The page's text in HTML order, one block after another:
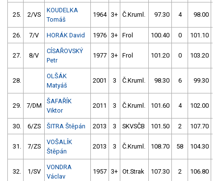
25. 2/VS
KOUDELKA
Tomáš
1964 3+ Č.Kruml. 97.30 4 98.00
26. 7/V HORÁK David 1976 3+ Frol 100.40 0 101.10
27. 8/V
CÍSAŘOVSKÝ
Petr
1977 3+ Frol 101.20 0 103.20
28.
OLŠÁK
Matyáš
2001 3 Č.Kruml. 98.30 6 99.30
29. 7/DM
ŠAFAŘÍK
Viktor
2011 3 Č.Kruml. 101.60 4 102.00
30. 6/ZS ŠITRA Štěpán 2013 3 SKVSČB 101.50 2 107.70
31. 7/ZS
VOŠALÍK
Štěpán
2013 3 Č.Kruml. 108.70 58 104.30
32. 1/SV
VONDRA
Václav
1957 3+ Ot.Strak 107.30 2 106.80